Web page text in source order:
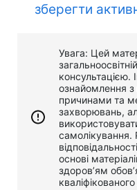
зберегти
Увага: Цей
консультацією.
ознайомлення
причинами та
захворювань,
самолікування.
основі
здоров’ям